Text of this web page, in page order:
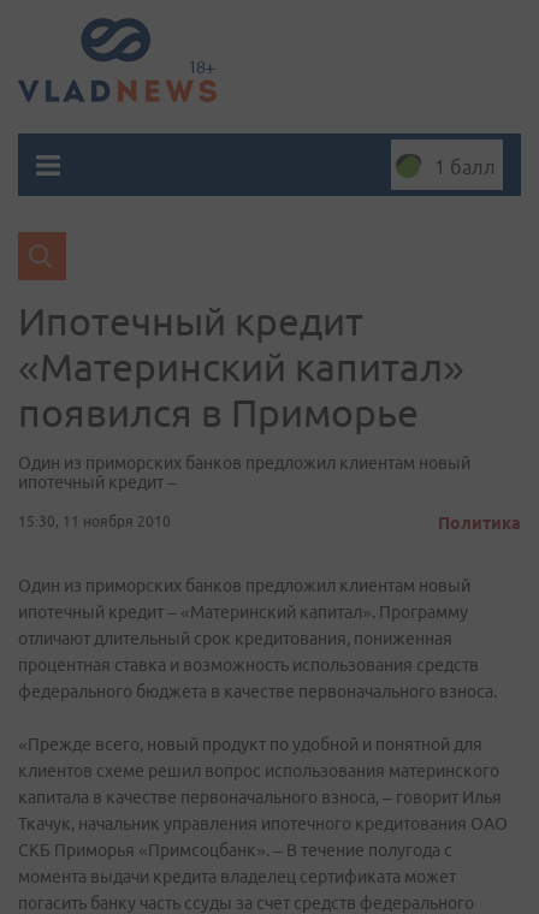
1 балл
Ипотечный кредит
«Материнский капитал»
появился в Приморье
Один из приморских банков предложил клиентам новый
ипотечный кредит –
15:30, 11 ноября 2010 Политика
Один из приморских банков предложил клиентам новый
ипотечный кредит – «Материнский капитал». Программу
отличают длительный срок кредитования, пониженная
процентная ставка и возможность использования средств
федерального бюджета в качестве первоначального взноса.
«Прежде всего, новый продукт по удобной и понятной для
клиентов схеме решил вопрос использования материнского
капитала в качестве первоначального взноса, – говорит Илья
Ткачук, начальник управления ипотечного кредитования ОАО
СКБ Приморья «Примсоцбанк». – В течение полугода с
момента выдачи кредита владелец сертификата может
погасить банку часть ссуды за счет средств федерального